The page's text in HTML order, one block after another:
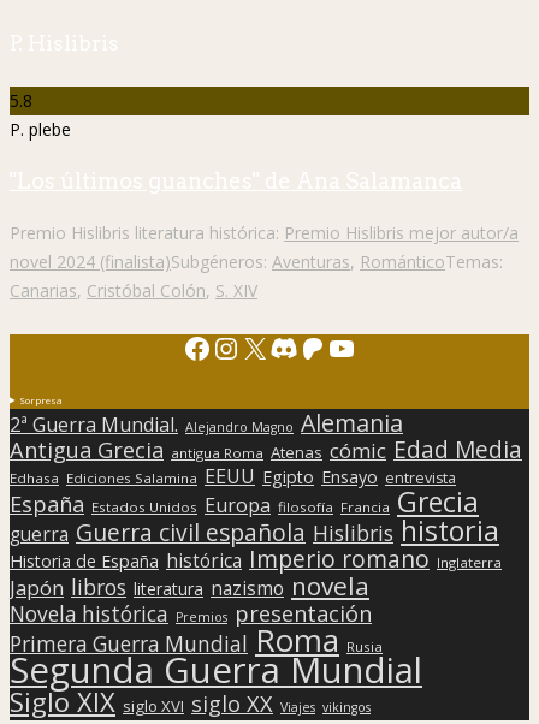
P. Hislibris
5.8
P. plebe
"Los últimos guanches" de Ana Salamanca
Premio Hislibris literatura histórica: Premio Hislibris mejor autor/a
novel 2024 (finalista)Subgéneros: Aventuras, RománticoTemas:
Canarias, Cristóbal Colón, S. XIV
Facebook
Instagram
X Discord
Patreon
YouTube
Sorpresa
2ª Guerra Mundial. Alejandro Magno Alemania
Antigua Grecia antigua Roma Atenas cómic Edad Media
Edhasa Ediciones Salamina EEUU Egipto Ensayo entrevista
España Estados Unidos Europa filosofía Francia Grecia
guerra Guerra civil española Hislibris historia
Historia de España histórica Imperio romano Inglaterra
Japón libros literatura nazismo novela
Novela histórica Premios presentación
Primera Guerra Mundial Roma Rusia
Segunda Guerra Mundial
Siglo XIX siglo XVI siglo XX Viajes vikingos